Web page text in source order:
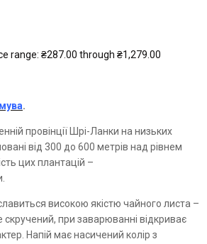
range: ₴287.00 through ₴1,279.00
.
провінції Шрі-Ланки на низьких
від 300 до 600 метрів над рівнем
цих плантацій –
високою якістю чайного листа –
скручений, при заварюванні відкриває
Напій має насичений колір з